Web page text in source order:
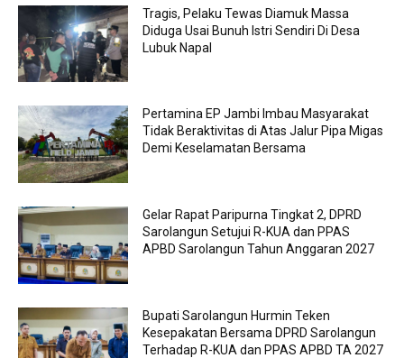
Tragis, Pelaku Tewas Diamuk Massa
Diduga Usai Bunuh Istri Sendiri Di Desa
Lubuk Napal
Pertamina EP Jambi Imbau Masyarakat
Tidak Beraktivitas di Atas Jalur Pipa Migas
Demi Keselamatan Bersama
Gelar Rapat Paripurna Tingkat 2, DPRD
Sarolangun Setujui R-KUA dan PPAS
APBD Sarolangun Tahun Anggaran 2027
Bupati Sarolangun Hurmin Teken
Kesepakatan Bersama DPRD Sarolangun
Terhadap R-KUA dan PPAS APBD TA 2027